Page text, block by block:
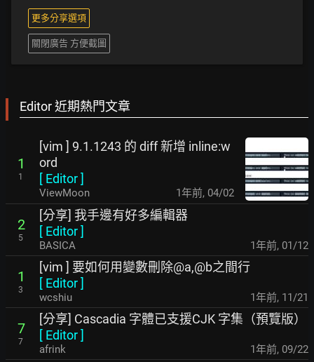
更多分享選項
關閉廣告 方便截圖
Editor 近期熱門文章
1
1
[vim ] 9.1.1243 的 diff 新增 inline:w
ord
[ Editor]
ViewMoon 1年前, 04/02
2
5
[分享] 我手邊有好多編輯器
[ Editor]
BASICA 1年前, 01/12
1
3
[vim ] 要如何用變數刪除@a,@b之間行
[ Editor]
wcshiu 1年前, 11/21
7
7
[分享] Cascadia 字體已支援CJK 字集（預覽版）
[ Editor]
afrink 1年前, 09/22